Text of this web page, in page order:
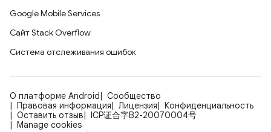
Google Mobile Services
Сайт Stack Overflow
Система отслеживания ошибок
О платформе Android
Сообщество
Правовая информация
Лицензия
Конфиденциальность
Оставить отзыв
ICP证合字B2-20070004号
Manage cookies